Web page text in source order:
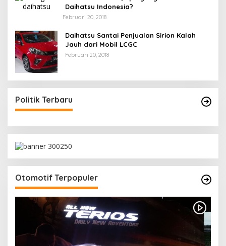
Daihatsu Indonesia?
Februari 20, 2018
Daihatsu Santai Penjualan Sirion Kalah
Jauh dari Mobil LCGC
Februari 20, 2018
Politik Terbaru
Otomotif Terpopuler